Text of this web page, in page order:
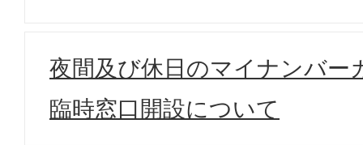
夜間及び休日のマイナンバー
臨時窓口開設について